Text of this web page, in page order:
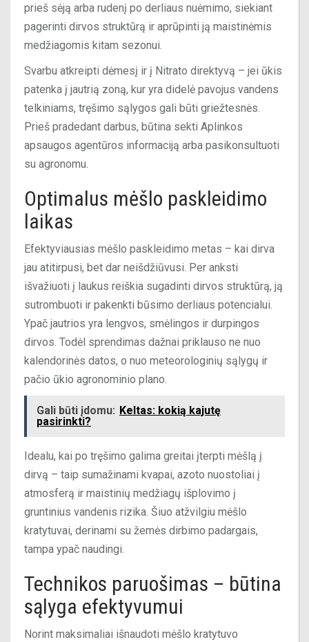
prieš sėją arba rudenį po derliaus nuėmimo, siekiant
pagerinti dirvos struktūrą ir aprūpinti ją maistinėmis
medžiagomis kitam sezonui.
Svarbu atkreipti dėmesį ir į Nitrato direktyvą – jei ūkis
patenka į jautrią zoną, kur yra didelė pavojus vandens
telkiniams, tręšimo sąlygos gali būti griežtesnės.
Prieš pradedant darbus, būtina sekti Aplinkos
apsaugos agentūros informaciją arba pasikonsultuoti
su agronomu.
Optimalus mėšlo paskleidimo
laikas
Efektyviausias mėšlo paskleidimo metas – kai dirva
jau atitirpusi, bet dar neišdžiūvusi. Per anksti
išvažiuoti į laukus reiškia sugadinti dirvos struktūrą, ją
sutrombuoti ir pakenkti būsimo derliaus potencialui.
Ypač jautrios yra lengvos, smėlingos ir durpingos
dirvos. Todėl sprendimas dažnai priklauso ne nuo
kalendorinės datos, o nuo meteorologinių sąlygų ir
pačio ūkio agronominio plano.
Gali būti įdomu: Keltas: kokią kajutę
pasirinkti?
Idealu, kai po tręšimo galima greitai įterpti mėšlą į
dirvą – taip sumažinami kvapai, azoto nuostoliai į
atmosferą ir maistinių medžiagų išplovimo į
gruntinius vandenis rizika. Šiuo atžvilgiu mėšlo
kratytuvai, derinami su žemės dirbimo padargais,
tampa ypač naudingi.
Technikos paruošimas – būtina
sąlyga efektyvumui
Norint maksimaliai išnaudoti mėšlo kratytuvo